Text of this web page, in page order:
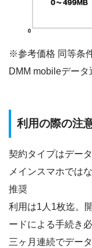
※参考価格 同等条
DMM mobileデータ
利用の際の注
契約タイプはデー
メインスマホでは
推奨
利用は1人1枚迄。
ードによる手続き必
三ヶ月連続でデー